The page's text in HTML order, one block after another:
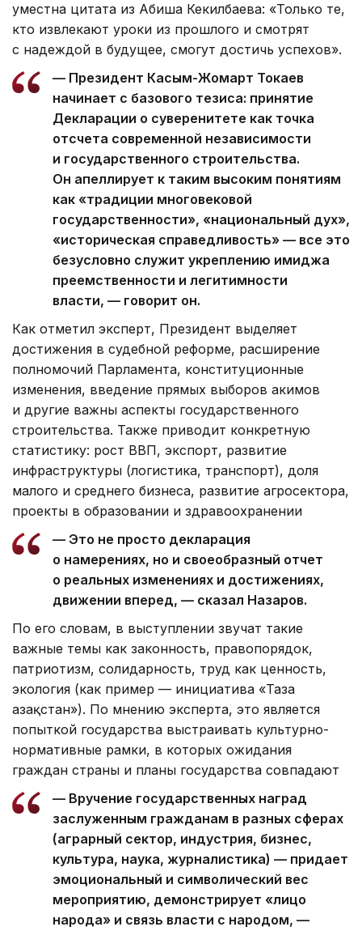
уместна цитата из Абиша Кекилбаева: «Только те,
кто извлекают уроки из прошлого и смотрят
с надеждой в будущее, смогут достичь успехов».
— Президент Касым-Жомарт Токаев
начинает с базового тезиса: принятие
Декларации о суверенитете как точка
отсчета современной независимости
и государственного строительства.
Он апеллирует к таким высоким понятиям
как «традиции многовековой
государственности», «национальный дух»,
«историческая справедливость» — все это
безусловно служит укреплению имиджа
преемственности и легитимности
власти, — говорит он.
Как отметил эксперт, Президент выделяет
достижения в судебной реформе, расширение
полномочий Парламента, конституционные
изменения, введение прямых выборов акимов
и другие важны аспекты государственного
строительства. Также приводит конкретную
статистику: рост ВВП, экспорт, развитие
инфраструктуры (логистика, транспорт), доля
малого и среднего бизнеса, развитие агросектора,
проекты в образовании и здравоохранении
— Это не просто декларация
о намерениях, но и своеобразный отчет
о реальных изменениях и достижениях,
движении вперед, — сказал Назаров.
По его словам, в выступлении звучат такие
важные темы как законность, правопорядок,
патриотизм, солидарность, труд как ценность,
экология (как пример — инициатива «Таза
Қазақстан»). По мнению эксперта, это является
попыткой государства выстраивать культурно-
нормативные рамки, в которых ожидания
граждан страны и планы государства совпадают
— Вручение государственных наград
заслуженным гражданам в разных сферах
(аграрный сектор, индустрия, бизнес,
культура, наука, журналистика) — придает
эмоциональный и символический вес
мероприятию, демонстрирует «лицо
народа» и связь власти с народом, —